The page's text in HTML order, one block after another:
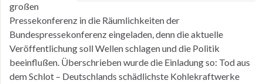
großen
Pressekonferenz in die Räumlichkeiten der
Bundespressekonferenz eingeladen, denn die aktuelle
Veröffentlichung soll Wellen schlagen und die Politik
beeinflußen. Überschrieben wurde die Einladung so: Tod aus
dem Schlot – Deutschlands schädlichste Kohlekraftwerke